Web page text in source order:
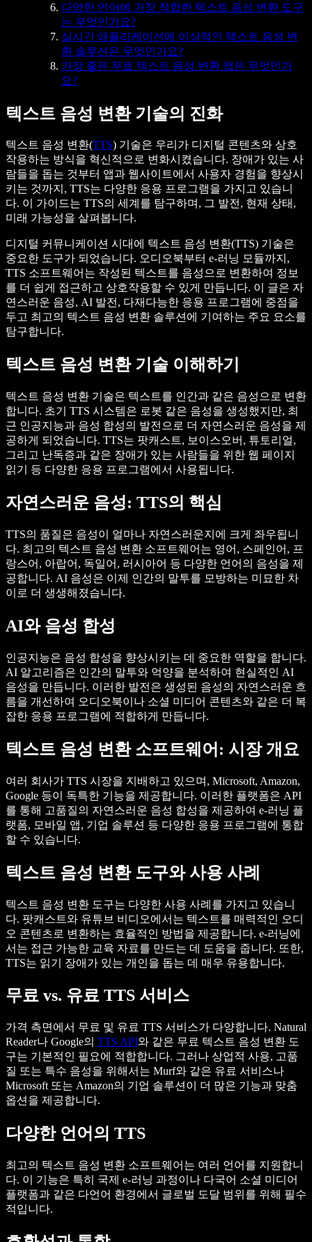
다양한 언어에 가장 적합한 텍스트 음성 변환 도구
는 무엇인가요?
실시간 애플리케이션에 이상적인 텍스트 음성 변
환 솔루션은 무엇인가요?
가장 좋은 무료 텍스트 음성 변환 앱은 무엇인가
요?
텍스트 음성 변환 기술의 진화
텍스트 음성 변환(TTS) 기술은 우리가 디지털 콘텐츠와 상호
작용하는 방식을 혁신적으로 변화시켰습니다. 장애가 있는 사
람들을 돕는 것부터 앱과 웹사이트에서 사용자 경험을 향상시
키는 것까지, TTS는 다양한 응용 프로그램을 가지고 있습니
다. 이 가이드는 TTS의 세계를 탐구하며, 그 발전, 현재 상태,
미래 가능성을 살펴봅니다.
디지털 커뮤니케이션 시대에 텍스트 음성 변환(TTS) 기술은
중요한 도구가 되었습니다. 오디오북부터 e-러닝 모듈까지,
TTS 소프트웨어는 작성된 텍스트를 음성으로 변환하여 정보
를 더 쉽게 접근하고 상호작용할 수 있게 만듭니다. 이 글은 자
연스러운 음성, AI 발전, 다재다능한 응용 프로그램에 중점을
두고 최고의 텍스트 음성 변환 솔루션에 기여하는 주요 요소를
탐구합니다.
텍스트 음성 변환 기술 이해하기
텍스트 음성 변환 기술은 텍스트를 인간과 같은 음성으로 변환
합니다. 초기 TTS 시스템은 로봇 같은 음성을 생성했지만, 최
근 인공지능과 음성 합성의 발전으로 더 자연스러운 음성을 제
공하게 되었습니다. TTS는 팟캐스트, 보이스오버, 튜토리얼,
그리고 난독증과 같은 장애가 있는 사람들을 위한 웹 페이지
읽기 등 다양한 응용 프로그램에서 사용됩니다.
자연스러운 음성: TTS의 핵심
TTS의 품질은 음성이 얼마나 자연스러운지에 크게 좌우됩니
다. 최고의 텍스트 음성 변환 소프트웨어는 영어, 스페인어, 프
랑스어, 아랍어, 독일어, 러시아어 등 다양한 언어의 음성을 제
공합니다. AI 음성은 이제 인간의 말투를 모방하는 미묘한 차
이로 더 생생해졌습니다.
AI와 음성 합성
인공지능은 음성 합성을 향상시키는 데 중요한 역할을 합니다.
AI 알고리즘은 인간의 말투와 억양을 분석하여 현실적인 AI
음성을 만듭니다. 이러한 발전은 생성된 음성의 자연스러운 흐
름을 개선하여 오디오북이나 소셜 미디어 콘텐츠와 같은 더 복
잡한 응용 프로그램에 적합하게 만듭니다.
텍스트 음성 변환 소프트웨어: 시장 개요
여러 회사가 TTS 시장을 지배하고 있으며, Microsoft, Amazon,
Google 등이 독특한 기능을 제공합니다. 이러한 플랫폼은 API
를 통해 고품질의 자연스러운 음성 합성을 제공하여 e-러닝 플
랫폼, 모바일 앱, 기업 솔루션 등 다양한 응용 프로그램에 통합
할 수 있습니다.
텍스트 음성 변환 도구와 사용 사례
텍스트 음성 변환 도구는 다양한 사용 사례를 가지고 있습니
다. 팟캐스트와 유튜브 비디오에서는 텍스트를 매력적인 오디
오 콘텐츠로 변환하는 효율적인 방법을 제공합니다. e-러닝에
서는 접근 가능한 교육 자료를 만드는 데 도움을 줍니다. 또한,
TTS는 읽기 장애가 있는 개인을 돕는 데 매우 유용합니다.
무료 vs. 유료 TTS 서비스
가격 측면에서 무료 및 유료 TTS 서비스가 다양합니다. Natural
Reader나 Google의 TTS API와 같은 무료 텍스트 음성 변환 도
구는 기본적인 필요에 적합합니다. 그러나 상업적 사용, 고품
질 또는 특수 음성을 위해서는 Murf와 같은 유료 서비스나
Microsoft 또는 Amazon의 기업 솔루션이 더 많은 기능과 맞춤
옵션을 제공합니다.
다양한 언어의 TTS
최고의 텍스트 음성 변환 소프트웨어는 여러 언어를 지원합니
다. 이 기능은 특히 국제 e-러닝 과정이나 다국어 소셜 미디어
플랫폼과 같은 다언어 환경에서 글로벌 도달 범위를 위해 필수
적입니다.